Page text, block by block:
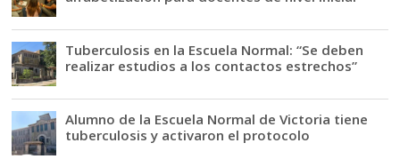
Tuberculosis en la Escuela Normal: “Se deben
realizar estudios a los contactos estrechos”
Alumno de la Escuela Normal de Victoria tiene
tuberculosis y activaron el protocolo